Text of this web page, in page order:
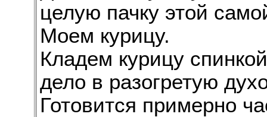
целую пачку этой
Моем курицу.
Кладем курицу
дело в разогретую
Готовится примерно